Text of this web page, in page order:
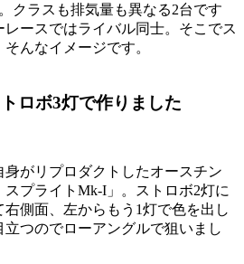
クラスも排気量も異なる2台です
ースではライバル同士。そこでス
んなイメージです。
ロボ3灯で作りました
身がリプロダクトしたオースチン
スプライトMk-I」。ストロボ2灯に
側面、左からもう1灯で色を出し
つのでローアングルで狙いまし